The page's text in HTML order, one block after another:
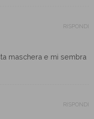
maschera e mi sembra
RISPONDI
RISPONDI